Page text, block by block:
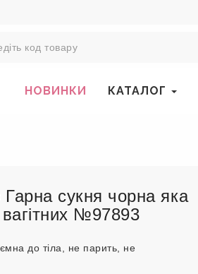
НОВИНКИ КАТАЛОГ
сукня чорна яка
вагітних №97893
до тіла, не парить, не